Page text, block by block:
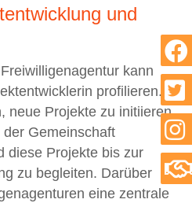
und
kann
profilieren.
neue Projekte zu initiieren,
Gemeinschaft
diese Projekte bis zur
zu begleiten. Darüber
eine zentrale